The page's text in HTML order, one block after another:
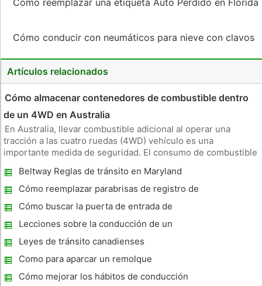
Cómo reemplazar una etiqueta Auto Perdido en Florida
Cómo conducir con neumáticos para nieve con clavos
Artículos relacionados
Cómo almacenar contenedores de combustible dentro
de un 4WD en Australia
En Australia, llevar combustible adicional al operar una
tracción a las cuatro ruedas (4WD) vehículo es una
importante medida de seguridad. El consumo de combustible
extensiones de desierto entre las estaciones de combustible,
hacen que la posibilidad
Beltway Reglas de tránsito en Maryland
Cómo reemplazar parabrisas de registro de
inspección Pegatinas
Cómo buscar la puerta de entrada de
código de ubicación en un Mercury Sable LS
1996
Lecciones sobre la conducción de un
estándar
Leyes de tránsito canadienses
Como para aparcar un remolque
Cómo mejorar los hábitos de conducción